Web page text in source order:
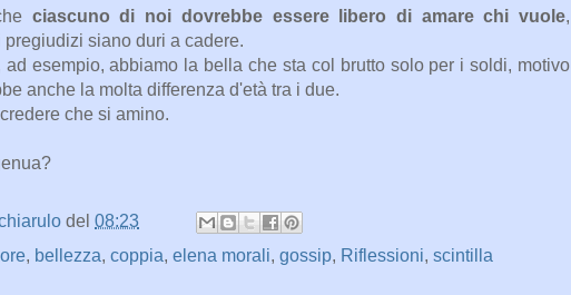
ciascuno di noi dovrebbe essere libero di amare chi vuole,
siano duri a cadere.
ad esempio, abbiamo la bella che sta col brutto solo per i soldi, motivo
anche la molta differenza d'età tra i due.
che si amino.
del 08:23
, bellezza, coppia, elena morali, gossip, Riflessioni, scintilla